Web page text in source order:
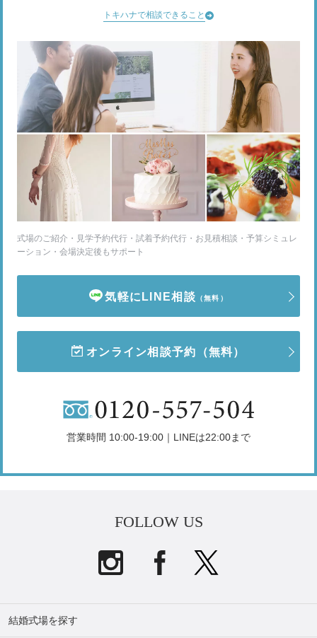
トキハナで相談できること
式場のご紹介・見学予約代行・試着予約代行・お見積相談・予算シミュレ
ーション・会場決定後もサポート
気軽にLINE相談 （無料）
オンライン相談予約 （無料）
営業時間 10:00-19:00｜LINEは22:00まで
FOLLOW US
結婚式場を探す